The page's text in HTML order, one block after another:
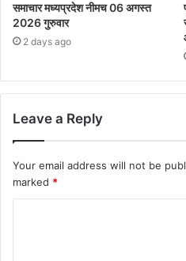
समाचार मध्यप्रदेश नीमच 06 अगस्त
2026 गुरुवार
2 days ago
Leave a Reply
Your email address will not be
marked *